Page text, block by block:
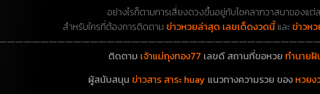
อย่างไรก็ตามการเสี่ยงดวงขึ้นอยู่กับโชคลาภวาสนาของแ
สำหรับใครที่ต้องการติดตาม ข่าวหวยล่าสุด เลขเด็ดงวดนี้และข่าวห
ติดตาม เจ้าแม่ถุงทอง77 เลขดี สถานที่ขอหวย ทำนายฝั
ผู้สนับสนุน ข่าวสาร สาระ huay แนวทางความรวย ของ หวย